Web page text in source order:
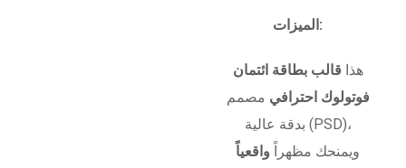
الميزات:
هذا قالب بطاقة ائتمان
فوتولوك احترافي مصمم
بدقة عالية (PSD)،
ويمنحك مظهراً واقعياً